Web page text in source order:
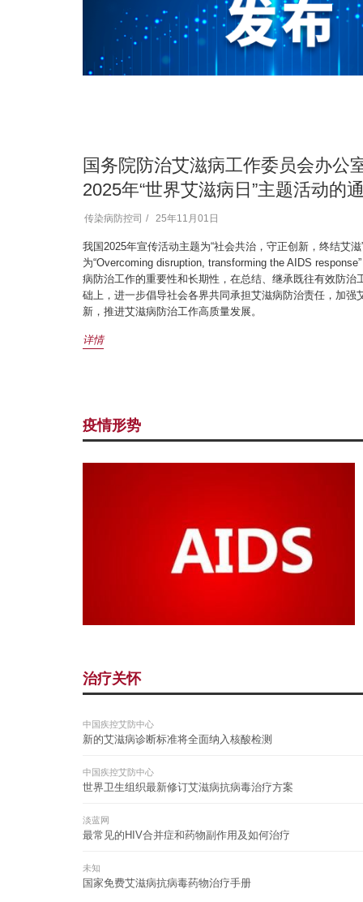
国务院防治艾滋病工作委员会办公
2025年“世界艾滋病日”主题活动的
传染病防控司 25年11月01日
我国2025年宣传活动主题为“社会共治，守正创新，终结艾滋
为“Overcoming disruption, transforming the AIDS
病防治工作的重要性和长期性，在总结、继承既往有效防治
础上，进一步倡导社会各界共同承担艾滋病防治责任，加强
新，推进艾滋病防治工作高质量发展。
详情
疫情形势
治疗关怀
中国疾控艾防中心
新的艾滋病诊断标准将全面纳入核酸检测
中国疾控艾防中心
世界卫生组织最新修订艾滋病抗病毒治疗方案
淡蓝网
最常见的HIV合并症和药物副作用及如何治疗
未知
国家免费艾滋病抗病毒药物治疗手册